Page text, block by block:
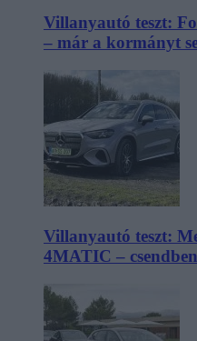
Villanyautó teszt:
– már a kormányt
Villanyautó teszt:
4MATIC –